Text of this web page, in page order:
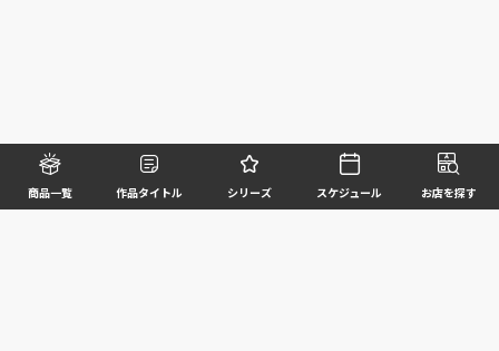
商品一覧 作品タイトル シリーズ スケジュール お店を探す